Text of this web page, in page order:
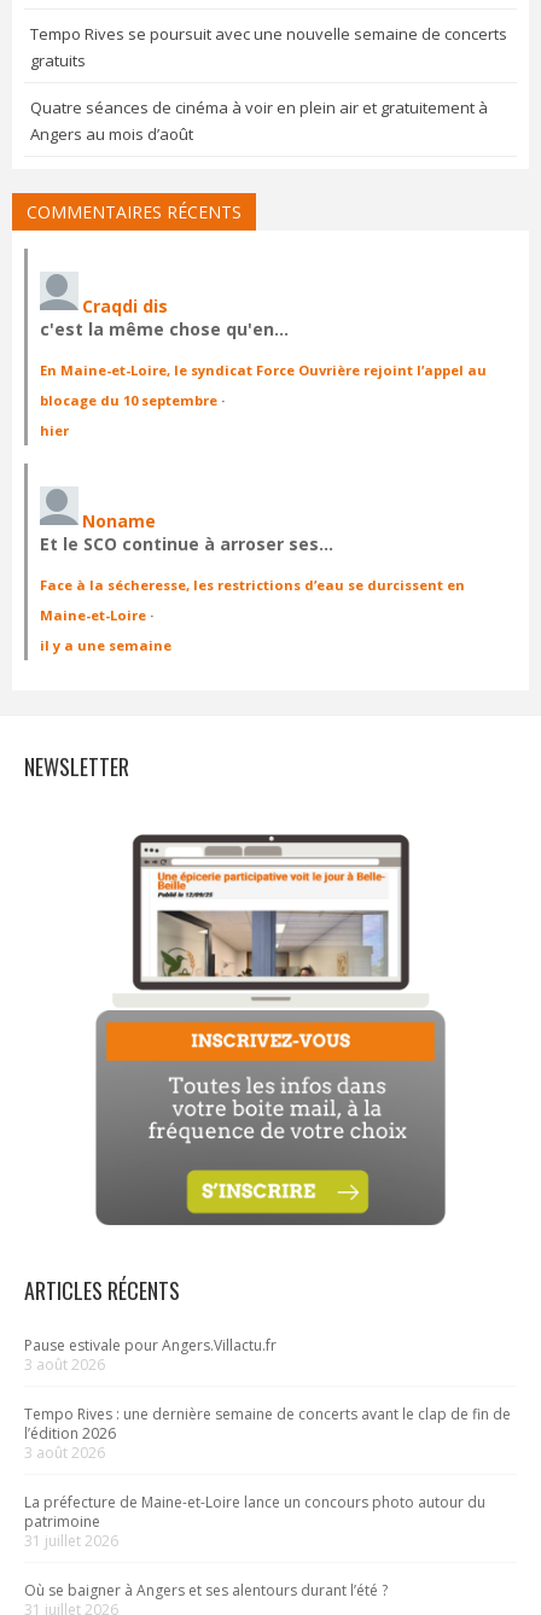
Tempo Rives se poursuit avec une nouvelle semaine de concerts
gratuits
Quatre séances de cinéma à voir en plein air et gratuitement à
Angers au mois d’août
COMMENTAIRES RÉCENTS
Craqdi dis
c'est la même chose qu'en…
En Maine-et-Loire, le syndicat Force Ouvrière rejoint l’appel au
blocage du 10 septembre ·
hier
Noname
Et le SCO continue à arroser ses…
Face à la sécheresse, les restrictions d’eau se durcissent en
Maine-et-Loire ·
il y a une semaine
NEWSLETTER
ARTICLES RÉCENTS
Pause estivale pour Angers.Villactu.fr
3 août 2026
Tempo Rives : une dernière semaine de concerts avant le clap de fin de
l’édition 2026
3 août 2026
La préfecture de Maine-et-Loire lance un concours photo autour du
patrimoine
31 juillet 2026
Où se baigner à Angers et ses alentours durant l’été ?
31 juillet 2026